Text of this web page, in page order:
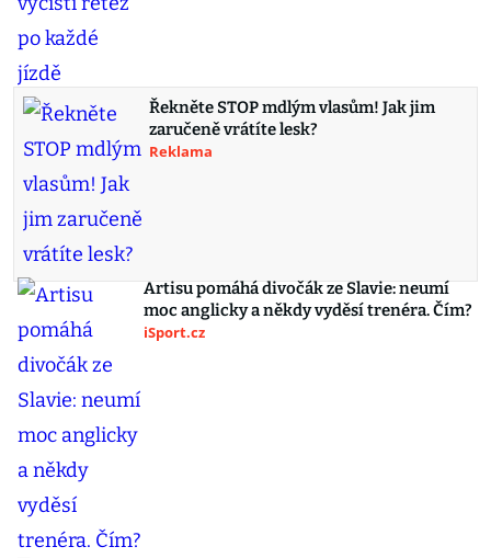
Řekněte STOP mdlým vlasům! Jak jim
zaručeně vrátíte lesk?
Reklama
Artisu pomáhá divočák ze Slavie: neumí
moc anglicky a někdy vyděsí trenéra. Čím?
iSport.cz